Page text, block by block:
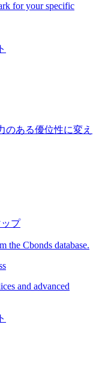
for your specific
のある優位性に変え
プ
the Cbonds database.
and advanced